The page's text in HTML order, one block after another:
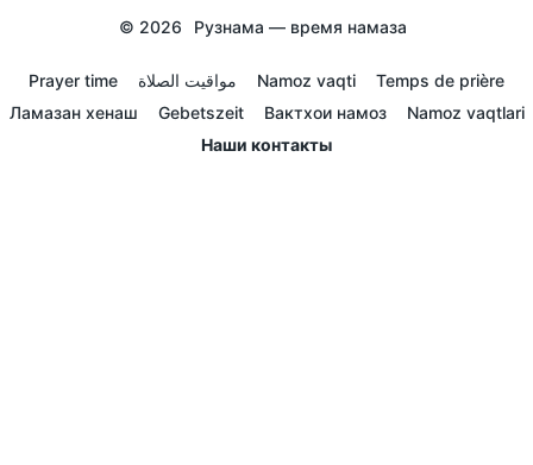
© 2026 Рузнама — время намаза
Prayer time مواقيت الصلاة Namoz vaqti
Temps de prière
Ламазан хенаш
Gebetszeit Вактхои намоз
Namoz vaqtlari
Наши контакты